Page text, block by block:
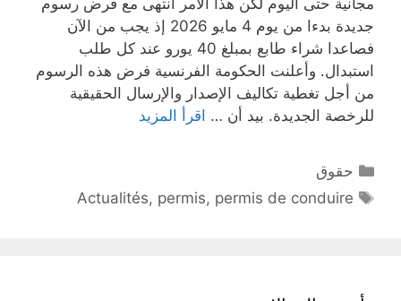
جديدة بدءا من يوم 4 مايو 2026 إذ يجب من الآن
فصاعدا شراء طابع بمبلغ 40 يورو عند كل طلب
استبدال. وأعلنت الحكومة الفرنسية فرض هذه الرسوم
من أجل تغطية تكاليف الإصدار والإرسال الحقيقية
للرخصة الجديدة. بيد أن … اقرأ المزيد
التصنيفات
حقوق
الوسوم
Actualités, permis, permis de conduire